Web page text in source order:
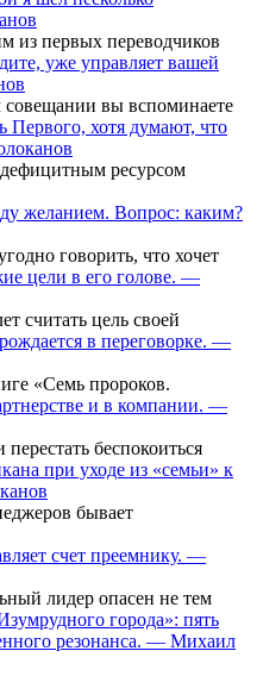
из первых переводчиков
уже управляет вашей
совещании вы вспоминаете
Первого, хотя думают, что
ресурсом
желанием. Вопрос: каким?
говорить, что хочет
цели в его голове. —
считать цель своей
в переговорке. —
«Семь пророков.
и в компании. —
беспокоиться
при уходе из «семьи» к
бывает
счет преемнику. —
лидер опасен не тем
города»: пять
резонанса. — Михаил